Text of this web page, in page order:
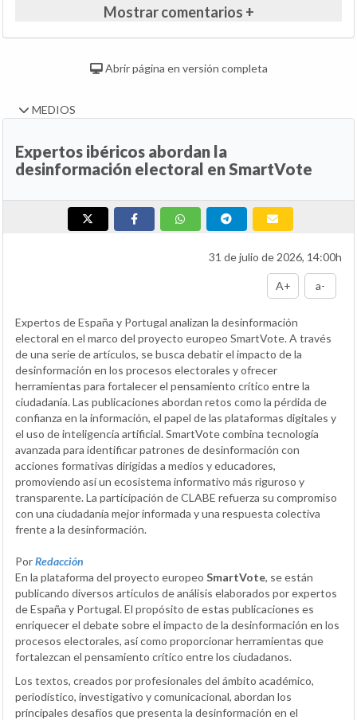
Mostrar comentarios +
Abrir página en versión completa
MEDIOS
Expertos ibéricos abordan la
desinformación electoral en SmartVote
31 de julio de 2026, 14:00h
A+ a-
Expertos de España y Portugal analizan la desinformación
electoral en el marco del proyecto europeo SmartVote. A través
de una serie de artículos, se busca debatir el impacto de la
desinformación en los procesos electorales y ofrecer
herramientas para fortalecer el pensamiento crítico entre la
ciudadanía. Las publicaciones abordan retos como la pérdida de
confianza en la información, el papel de las plataformas digitales y
el uso de inteligencia artificial. SmartVote combina tecnología
avanzada para identificar patrones de desinformación con
acciones formativas dirigidas a medios y educadores,
promoviendo así un ecosistema informativo más riguroso y
transparente. La participación de CLABE refuerza su compromiso
con una ciudadanía mejor informada y una respuesta colectiva
frente a la desinformación.
PorRedacción
En la plataforma del proyecto europeo SmartVote, se están
publicando diversos artículos de análisis elaborados por expertos
de España y Portugal. El propósito de estas publicaciones es
enriquecer el debate sobre el impacto de la desinformación en los
procesos electorales, así como proporcionar herramientas que
fortalezcan el pensamiento crítico entre los ciudadanos.
Los textos, creados por profesionales del ámbito académico,
periodístico, investigativo y comunicacional, abordan los
principales desafíos que presenta la desinformación en el